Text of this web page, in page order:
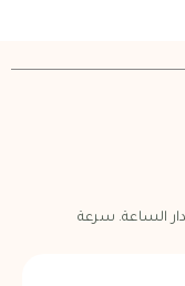
الساعة. سرعة